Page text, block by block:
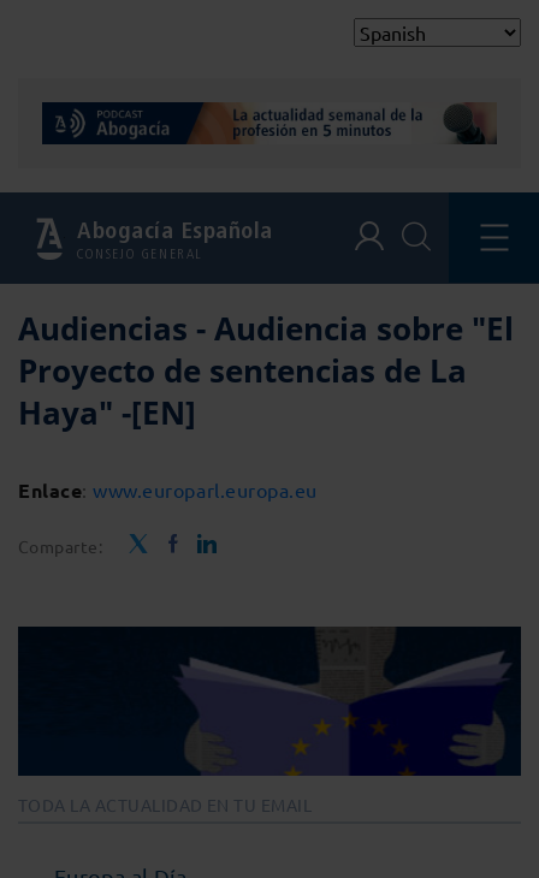
Abogacía Española
CONSEJO GENERAL
Audiencias - Audiencia sobre "El
Proyecto de sentencias de La
Haya" -[EN]
Enlace:www.europarl.europa.eu
Comparte:
TODA LA ACTUALIDAD EN TU EMAIL